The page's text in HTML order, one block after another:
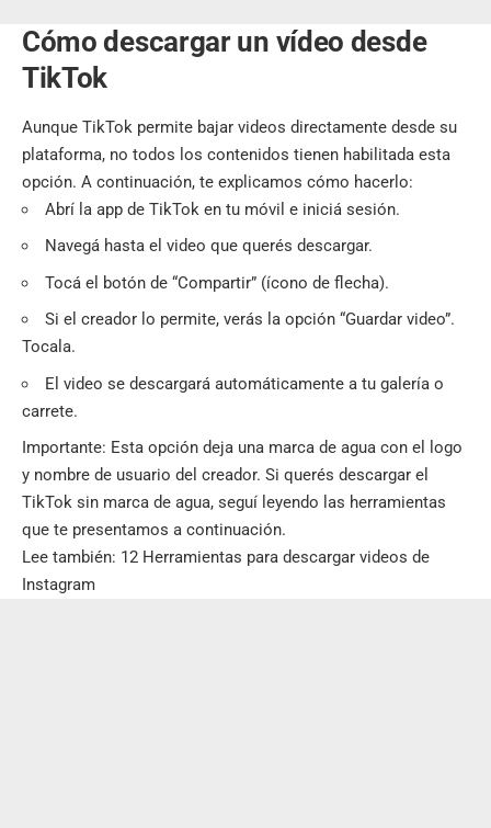
Cómo descargar un vídeo desde
TikTok
Aunque TikTok permite bajar videos directamente desde su
plataforma, no todos los contenidos tienen habilitada esta
opción. A continuación, te explicamos cómo hacerlo:
Abrí la app de TikTok en tu móvil e iniciá sesión.
Navegá hasta el video que querés descargar.
Tocá el botón de “Compartir” (ícono de flecha).
Si el creador lo permite, verás la opción “Guardar video”.
Tocala.
El video se descargará automáticamente a tu galería o
carrete.
Importante: Esta opción deja una marca de agua con el logo
y nombre de usuario del creador. Si querés descargar el
TikTok sin marca de agua, seguí leyendo las herramientas
que te presentamos a continuación.
Lee también: 12 Herramientas para descargar videos de
Instagram